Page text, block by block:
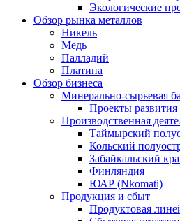
Экологические
Обзор рынка металлов
Никель
Медь
Палладий
Платина
Обзор бизнеса
Минерально-сырьевая
Проекты развития
Производственная
Таймырский
Кольский
Забайкальский
Финляндия
ЮАР (Nkomati)
Продукция и сбыт
Продуктовая